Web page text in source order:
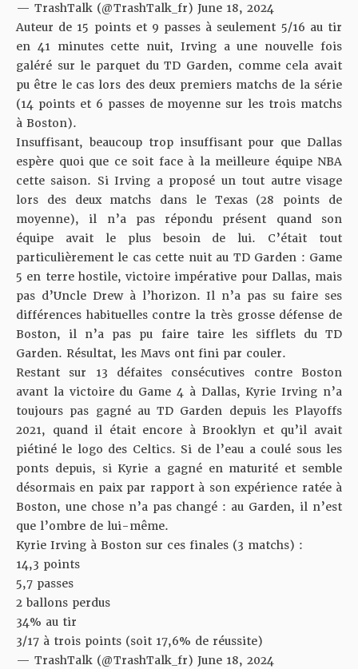
— TrashTalk (@TrashTalk_fr) June 18, 2024
Auteur de 15 points et 9 passes à seulement 5/16 au tir
en 41 minutes cette nuit, Irving a une nouvelle fois
galéré sur le parquet du TD Garden, comme cela avait
pu être le cas lors des deux premiers matchs de la série
(14 points et 6 passes de moyenne sur les trois matchs
à Boston).
Insuffisant, beaucoup trop insuffisant pour que Dallas
espère quoi que ce soit face à la meilleure équipe NBA
cette saison. Si Irving a proposé un tout autre visage
lors des deux matchs dans le Texas (28 points de
moyenne), il n’a pas répondu présent quand son
équipe avait le plus besoin de lui. C’était tout
particulièrement le cas cette nuit au TD Garden : Game
5 en terre hostile, victoire impérative pour Dallas, mais
pas d’Uncle Drew à l’horizon. Il n’a pas su faire ses
différences habituelles contre la très grosse défense de
Boston, il n’a pas pu faire taire les sifflets du TD
Garden. Résultat, les Mavs ont fini par couler.
Restant sur 13 défaites consécutives contre Boston
avant la victoire du Game 4 à Dallas, Kyrie Irving n’a
toujours pas gagné au TD Garden depuis les Playoffs
2021, quand il était encore à Brooklyn et qu’il avait
piétiné le logo des Celtics. Si de l’eau a coulé sous les
ponts depuis, si Kyrie a gagné en maturité et semble
désormais en paix par rapport à son expérience ratée à
Boston, une chose n’a pas changé : au Garden, il n’est
que l’ombre de lui-même.
Kyrie Irving à Boston sur ces finales (3 matchs) :
14,3 points
5,7 passes
2 ballons perdus
34% au tir
3/17 à trois points (soit 17,6% de réussite)
— TrashTalk (@TrashTalk_fr) June 18, 2024